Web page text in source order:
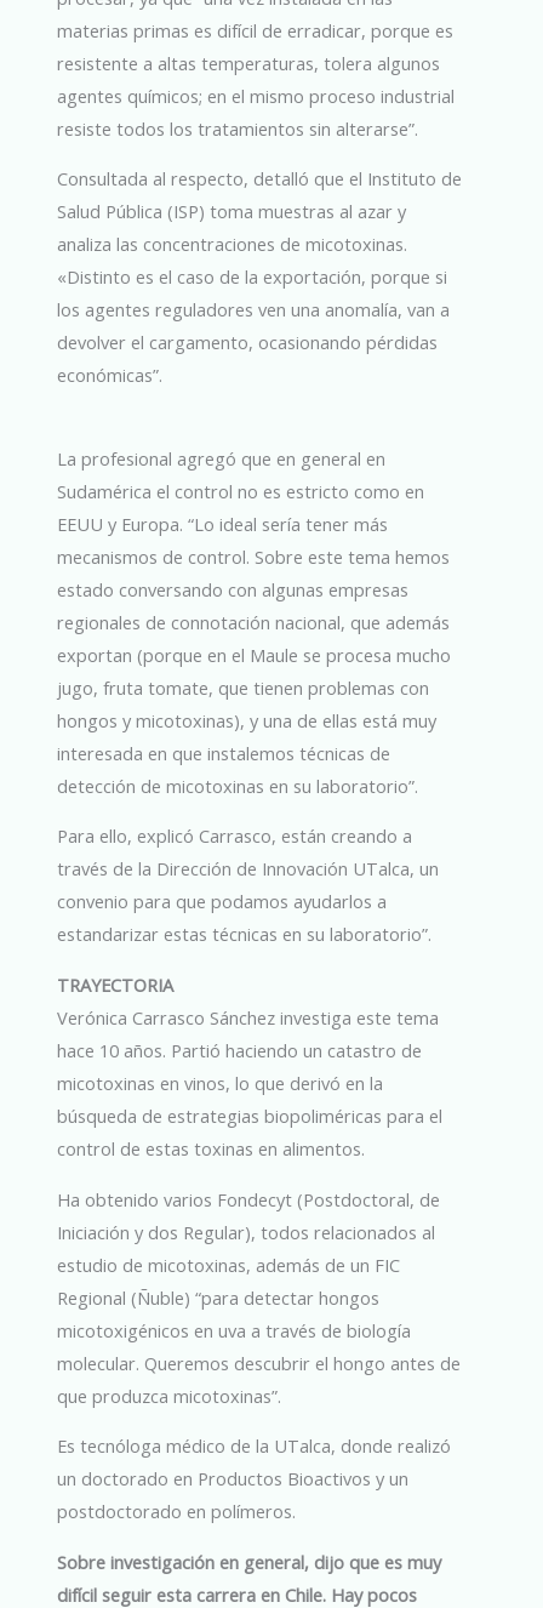
materias primas es difícil de erradicar, porque es
resistente a altas temperaturas, tolera algunos
agentes químicos; en el mismo proceso industrial
resiste todos los tratamientos sin alterarse”.
Consultada al respecto, detalló que el Instituto de
Salud Pública (ISP) toma muestras al azar y
analiza las concentraciones de micotoxinas.
«Distinto es el caso de la exportación, porque si
los agentes reguladores ven una anomalía, van a
devolver el cargamento, ocasionando pérdidas
económicas”.
La profesional agregó que en general en
Sudamérica el control no es estricto como en
EEUU y Europa. “Lo ideal sería tener más
mecanismos de control. Sobre este tema hemos
estado conversando con algunas empresas
regionales de connotación nacional, que además
exportan (porque en el Maule se procesa mucho
jugo, fruta tomate, que tienen problemas con
hongos y micotoxinas), y una de ellas está muy
interesada en que instalemos técnicas de
detección de micotoxinas en su laboratorio”.
Para ello, explicó Carrasco, están creando a
través de la Dirección de Innovación UTalca, un
convenio para que podamos ayudarlos a
estandarizar estas técnicas en su laboratorio”.
TRAYECTORIA
Verónica Carrasco Sánchez investiga este tema
hace 10 años. Partió haciendo un catastro de
micotoxinas en vinos, lo que derivó en la
búsqueda de estrategias biopoliméricas para el
control de estas toxinas en alimentos.
Ha obtenido varios Fondecyt (Postdoctoral, de
Iniciación y dos Regular), todos relacionados al
estudio de micotoxinas, además de un FIC
Regional (Ñuble) “para detectar hongos
micotoxigénicos en uva a través de biología
molecular. Queremos descubrir el hongo antes de
que produzca micotoxinas”.
Es tecnóloga médico de la UTalca, donde realizó
un doctorado en Productos Bioactivos y un
postdoctorado en polímeros.
Sobre investigación en general, dijo que es muy
difícil seguir esta carrera en Chile. Hay pocos